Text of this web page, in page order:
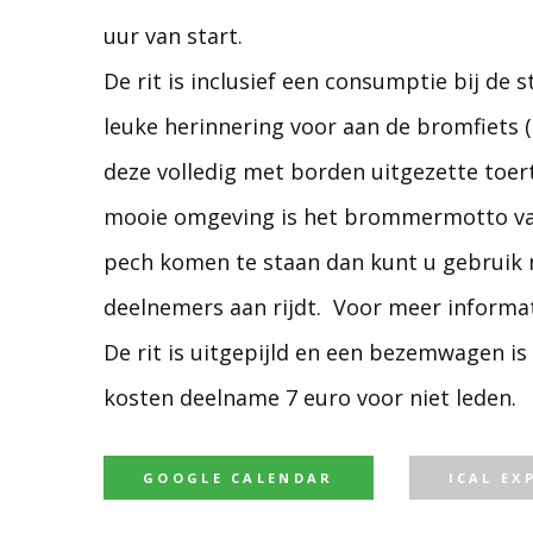
uur van start.
De rit is inclusief een consumptie bij de
leuke herinnering voor aan de bromfiets
deze volledig met borden uitgezette
mooie omgeving is het brommermotto
pech komen te staan dan kunt u gebruik
deelnemers aan rijdt. Voor meer
De rit is uitgepijld en een bezemwagen is
kosten deelname 7 euro voor niet leden.
GOOGLE CALENDAR ICAL